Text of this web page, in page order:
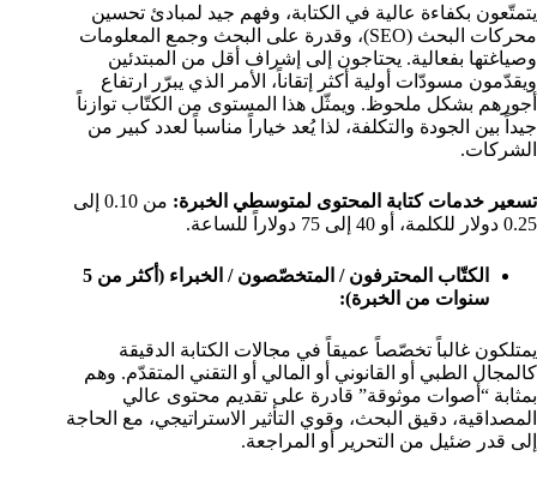
يتمتّعون بكفاءة عالية في الكتابة، وفهم جيد لمبادئ تحسين
محركات البحث (SEO)، وقدرة على البحث وجمع المعلومات
وصياغتها بفعالية. يحتاجون إلى إشراف أقل من المبتدئين
ويقدّمون مسودّات أولية أكثر إتقاناً، الأمر الذي يبرّر ارتفاع
أجورهم بشكل ملحوظ. ويمثّل هذا المستوى من الكتّاب توازناً
جيداً بين الجودة والتكلفة، لذا يُعد خياراً مناسباً لعدد كبير من
الشركات.
تسعير خدمات كتابة المحتوى لمتوسطي الخبرة:
من 0.10 إلى
0.25 دولار للكلمة، أو 40 إلى 75 دولاراً للساعة.
الكتّاب المحترفون / المتخصّصون / الخبراء (أكثر من 5
سنوات من الخبرة):
يمتلكون غالباً تخصّصاً عميقاً في مجالات الكتابة الدقيقة
كالمجال الطبي أو القانوني أو المالي أو التقني المتقدّم. وهم
بمثابة “أصوات موثوقة” قادرة على تقديم محتوى عالي
المصداقية، دقيق البحث، وقوي التأثير الاستراتيجي، مع الحاجة
إلى قدر ضئيل من التحرير أو المراجعة.